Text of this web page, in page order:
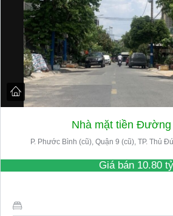
Nhà mặt tiền Đường
P. Phước Bình (cũ), Quận 9 (cũ), TP. Thủ
Giá bán 10.80 tỷ